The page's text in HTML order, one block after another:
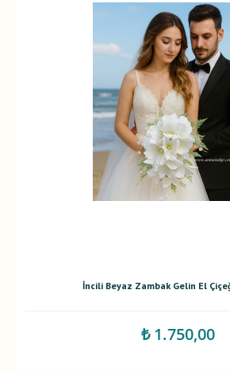
İncili Beyaz Zambak Gelin El
₺ 1.750,00